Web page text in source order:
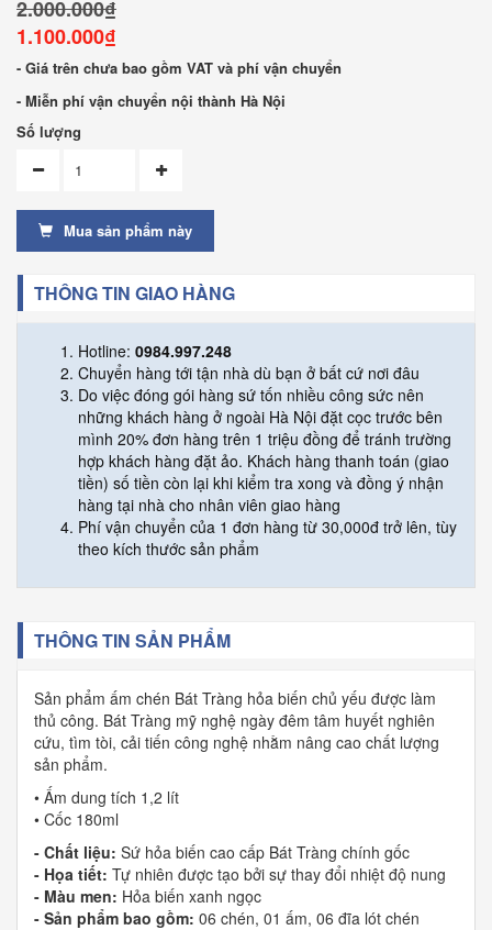
2.000.000₫
1.100.000₫
- Giá trên chưa bao gồm VAT và phí vận chuyển
- Miễn phí vận chuyển nội thành Hà Nội
Số lượng
Mua sản phẩm này
THÔNG TIN GIAO HÀNG
Hotline: 0984.997.248
Chuyển hàng tới tận nhà dù bạn ở bất cứ nơi đâu
Do việc đóng gói hàng sứ tốn nhiều công sức nên
những khách hàng ở ngoài Hà Nội đặt cọc trước bên
mình 20% đơn hàng trên 1 triệu đồng để tránh trường
hợp khách hàng đặt ảo. Khách hàng thanh toán (giao
tiền) số tiền còn lại khi kiểm tra xong và đồng ý nhận
hàng tại nhà cho nhân viên giao hàng
Phí vận chuyển của 1 đơn hàng từ 30,000đ trở lên, tùy
theo kích thước sản phẩm
THÔNG TIN SẢN PHẨM
Sản phẩm ấm chén Bát Tràng hỏa biến chủ yếu được làm
thủ công. Bát Tràng mỹ nghệ ngày đêm tâm huyết nghiên
cứu, tìm tòi, cải tiến công nghệ nhằm nâng cao chất lượng
sản phẩm.
• Ấm dung tích 1,2 lít
• Cốc 180ml
- Chất liệu: Sứ hỏa biến cao cấp Bát Tràng chính gốc
- Họa tiết: Tự nhiên được tạo bởi sự thay đổi nhiệt độ nung
- Màu men: Hỏa biến xanh ngọc
- Sản phẩm bao gồm: 06 chén, 01 ấm, 06 đĩa lót chén